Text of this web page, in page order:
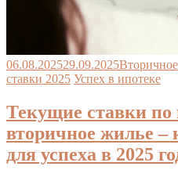
06.08.202529.09.2025
ставки 2025 Успех в ипотеке
Текущие ставки по
вторичное жилье
для успеха в 2025